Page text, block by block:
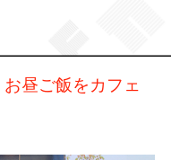
昼ご飯をカフェ